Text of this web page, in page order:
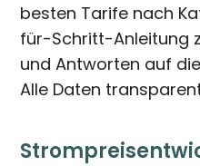
besten Tarife nach
für-Schritt-Anleitung
und Antworten auf
Alle Daten